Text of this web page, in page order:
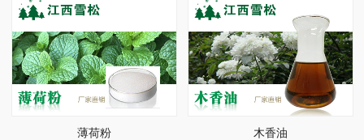
薄荷粉 木香油